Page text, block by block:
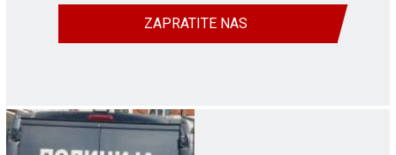
ZAPRATITE NAS